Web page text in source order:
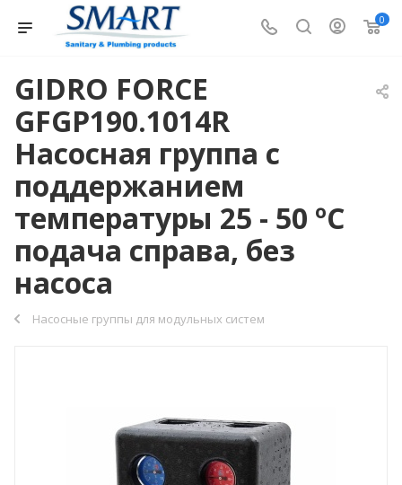
0
GIDRO FORCE
GFGP190.1014R
Насосная группа с
поддержанием
температуры 25 - 50 ºС
подача справа, без
насоса
Насосные группы для модульных систем